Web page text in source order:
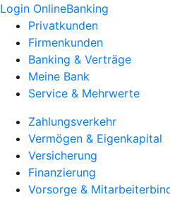
Login OnlineBanking
Privatkunden
Firmenkunden
Banking & Verträge
Meine Bank
Service & Mehrwerte
Zahlungsverkehr
Vermögen & Eigenkapital
Versicherung
Finanzierung
Vorsorge &